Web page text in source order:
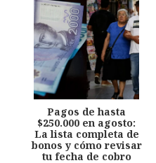
Pagos de hasta
$250.000 en agosto:
La lista completa de
bonos y cómo revisar
tu fecha de cobro